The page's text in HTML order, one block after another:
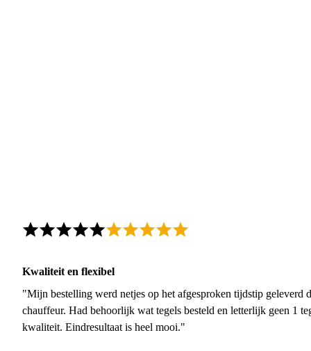
Kwaliteit en flexibel
"Mijn bestelling werd netjes op het afgesproken tijdstip geleverd
chauffeur. Had behoorlijk wat tegels besteld en letterlijk geen 1
kwaliteit. Eindresultaat is heel mooi."